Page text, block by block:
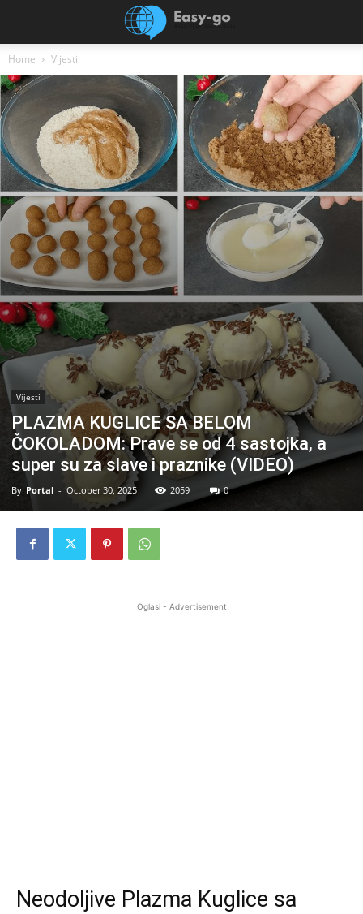
Home Vijesti
Vijesti
PLAZMA KUGLICE SA BELOM
ČOKOLADOM: Prave se od 4 sastojka, a
super su za slave i praznike (VIDEO)
By Portal - October 30, 2025 2059 0
Oglasi - Advertisement
Neodoljive Plazma Kuglice sa